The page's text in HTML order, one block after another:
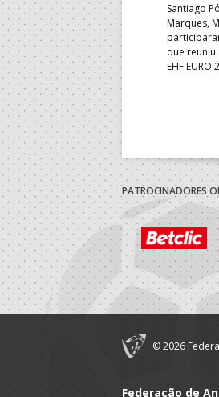
18 regressou às vitórias no
ao superar a Suécia por 32-
uma vaga para o
do Mundo.
Santiago
Marques,
que
EHF
PATROCINADORES
© 2026
Federação de